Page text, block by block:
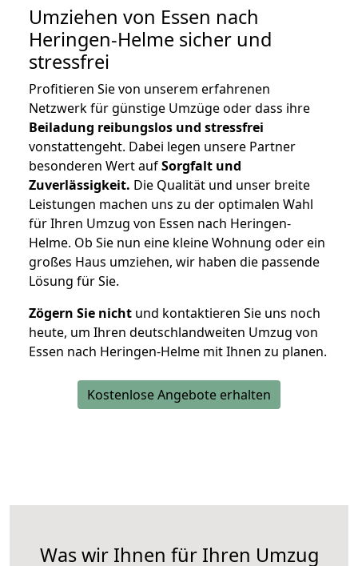
Umziehen von Essen nach
Heringen-Helme sicher und
stressfrei
Profitieren Sie von unserem erfahrenen
Netzwerk für günstige Umzüge oder dass ihre
Beiladung reibungslos und stressfrei
vonstattengeht. Dabei legen unsere Partner
besonderen Wert aufSorgfalt und
Zuverlässigkeit. Die Qualität und unser breite
Leistungen machen uns zu der optimalen Wahl
für Ihren Umzug von Essen nach Heringen-
Helme. Ob Sie nun eine kleine Wohnung oder ein
großes Haus umziehen, wir haben die passende
Lösung für Sie.
Zögern Sie nicht und kontaktieren Sie uns noch
heute, um Ihren deutschlandweiten Umzug von
Essen nach Heringen-Helme mit Ihnen zu planen.
Kostenlose Angebote erhalten
Was wir Ihnen für Ihren Umzug